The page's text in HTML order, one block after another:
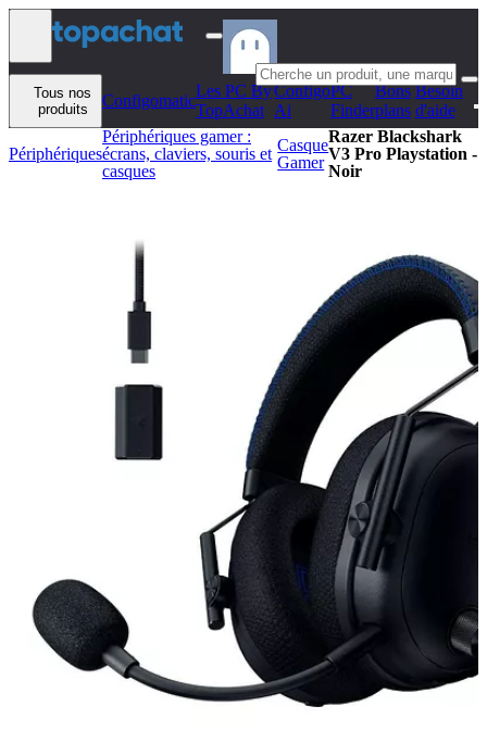
Aller au contenu
Tous nos
produits
Configomatic
Les PC By
TopAchat
Configo
Ai
PC
Finder
Bons
plans
Besoin
d'aide
Périphériques
Périphériques gamer :
écrans, claviers, souris et
casques
Casque
Gamer
Razer Blackshark
V3 Pro Playstation -
Noir